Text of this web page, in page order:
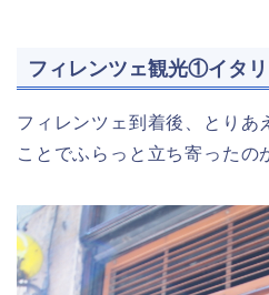
フィレンツェ観光①イタ
フィレンツェ到着後、とりあ
ことでふらっと立ち寄ったの